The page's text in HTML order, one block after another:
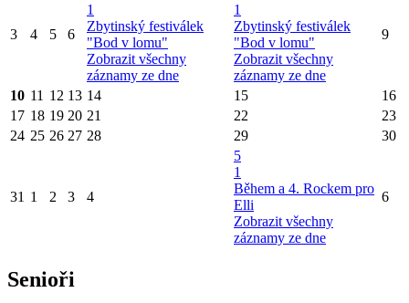
3 4 5 6
1
Zbytinský festiválek
"Bod v lomu"
Zobrazit všechny
záznamy ze dne
1
Zbytinský festiválek
"Bod v lomu"
Zobrazit všechny
záznamy ze dne
9
10 11 12 13 14 15
16
17 18 19 20 21 22
23
24 25 26 27 28 29 30
31 1 2 3 4
5
1
Během a 4. Rockem pro
Elli
Zobrazit všechny
záznamy ze dne
6
Senioři